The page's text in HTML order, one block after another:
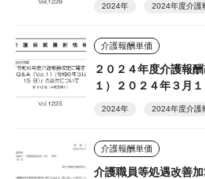
2024年 2024年度介護
介護報酬単価
２０２４年度介護報
１）２０２４年３月
2024年 2024年度介護
介護報酬単価
介護職員等処遇改善